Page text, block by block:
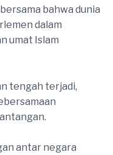
bahwa dunia
dalam
umat Islam
tengah terjadi,
antar negara